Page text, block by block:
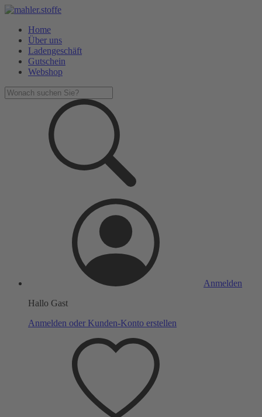
Home
Über uns
Ladengeschäft
Gutschein
Webshop
Anmelden
Hallo Gast
Anmelden oder Kunden-Konto erstellen